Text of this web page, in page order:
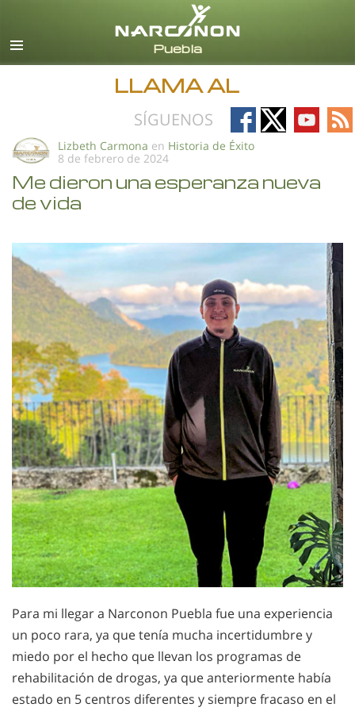
Español
Todas las Regiones/Idiomas
LLAMA AL
SÍGUENOS
Follow
on
Follow
on
Follow
on
on
Lizbeth Carmona en Historia de Éxito
8 de febrero de 2024
Me dieron una esperanza nueva
de vida
Para mi llegar a Narconon Puebla fue una experiencia
un poco rara, ya que tenía mucha incertidumbre y
miedo por el hecho que llevan los programas de
rehabilitación de drogas, ya que anteriormente había
estado en 5 centros diferentes y siempre fracaso en el